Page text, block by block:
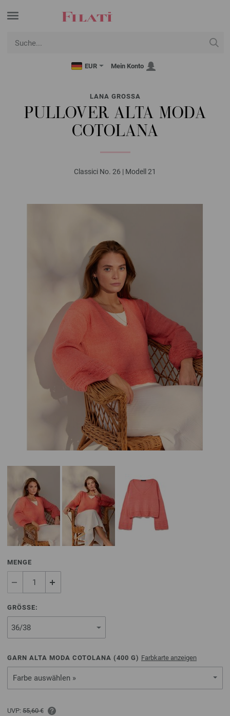
EUR Mein Konto
LANA GROSSA
PULLOVER ALTA MODA
COTOLANA
Classici No. 26 | Modell 21
MENGE
GRÖSSE:
GARN ALTA MODA COTOLANA (400 G) Farbkarte anzeigen
Farbe auswählen »
UVP: 55,60 €